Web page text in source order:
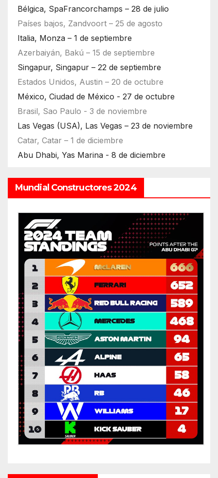
Bélgica, SpaFrancorchamps – 28 de julio
Países bajos, Zandvoort – 25 de agosto
Italia, Monza – 1 de septiembre
Azerbaiyán, Bakú – 15 de septiembre
Singapur, Singapur – 22 de septiembre
Estados Unidos, Austin – 20 de octubre
México, Ciudad de México - 27 de octubre
Brasil, Sao Paulo - 3 de noviembre
Las Vegas (USA), Las Vegas – 23 de noviembre
Catar, Catar – 1 de diciembre
Abu Dhabi, Yas Marina - 8 de diciembre
Mundial Constructores 2024